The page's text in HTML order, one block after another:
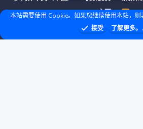
主页
R
S
S
❤ © Copyright 2020–2026 基岩科技 版权所有
本站需要使用 Cookie。如果您继续使用本站，则
接受
了解更多。